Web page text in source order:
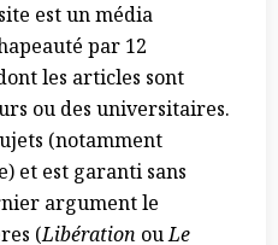
est un média
par 12
les articles sont
ou des universitaires.
(notamment
et est garanti sans
argument le
(Libération ouLe